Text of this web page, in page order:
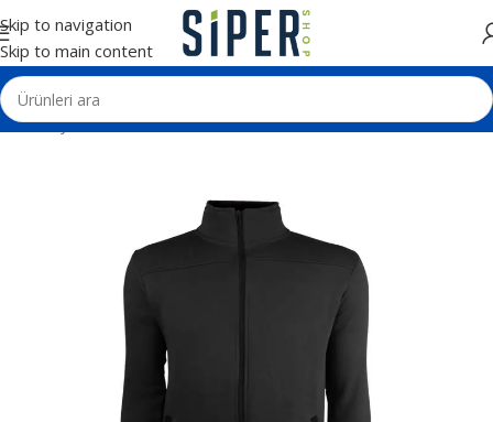
Skip to navigation
Skip to main content
Ana Sayfa Tekstil Ürünleri Sweatshirt